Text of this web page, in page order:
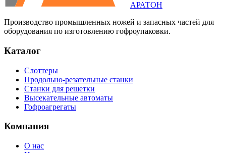
АРАТОН
Производство промышленных ножей и запасных частей для
оборудования по изготовлению гофроупаковки.
Каталог
Слоттеры
Продольно-резательные станки
Станки для решетки
Высекательные автоматы
Гофроагрегаты
Компания
О нас